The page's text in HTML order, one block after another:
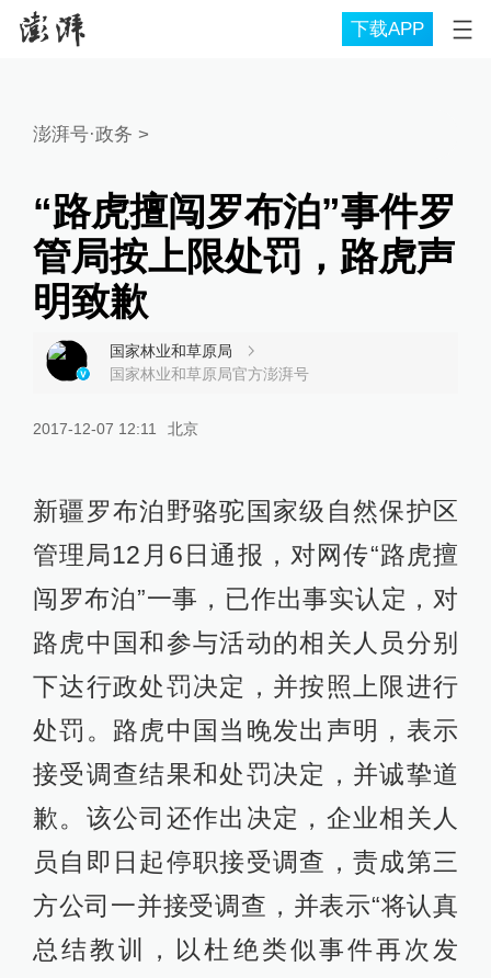
下载APP
澎湃号·政务 >
“路虎擅闯罗布泊”事件罗
管局按上限处罚，路虎声
明致歉
国家林业和草原局
国家林业和草原局官方澎湃号
2017-12-07 12:11 北京
新疆罗布泊野骆驼国家级自然保护区
管理局12月6日通报，对网传“路虎擅
闯罗布泊”一事，已作出事实认定，对
路虎中国和参与活动的相关人员分别
下达行政处罚决定，并按照上限进行
处罚。路虎中国当晚发出声明，表示
接受调查结果和处罚决定，并诚挚道
歉。该公司还作出决定，企业相关人
员自即日起停职接受调查，责成第三
方公司一并接受调查，并表示“将认真
总结教训，以杜绝类似事件再次发